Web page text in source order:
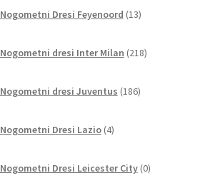
Nogometni Dresi Feyenoord 13izdelkov
Nogometni dresi Inter Milan 218izdelkov
Nogometni dresi Juventus 186izdelkov
Nogometni Dresi Lazio 4izdelki
Nogometni Dresi Leicester City 0izdelkov